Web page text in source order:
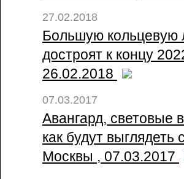
27.02.2018
Большую кольцевую
достроят к концу
26.02.2018
07.03.2017
Авангард, световые
как будут
Москвы , 07.03.2017